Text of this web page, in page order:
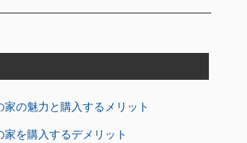
の魅力と購入するメリット
を購入するデメリット